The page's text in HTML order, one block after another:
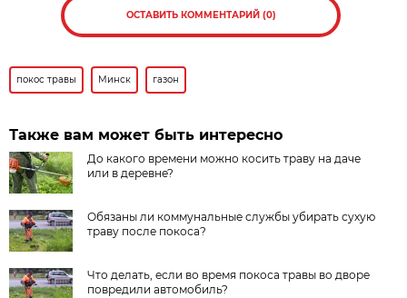
ОСТАВИТЬ КОММЕНТАРИЙ (0)
покос травы Минск газон
Также вам может быть интересно
До какого времени можно косить траву на даче
или в деревне?
Обязаны ли коммунальные службы убирать сухую
траву после покоса?
Что делать, если во время покоса травы во дворе
повредили автомобиль?